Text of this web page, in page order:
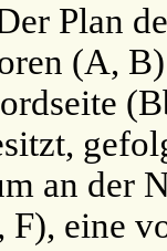
Plan
(A,
an der
F), eine